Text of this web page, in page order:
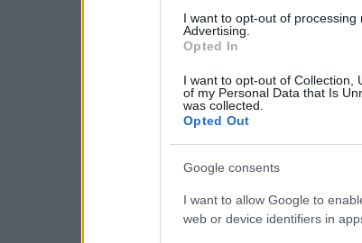
I want to opt-out of
Advertising.
Opted In
I want to opt-out of Collection,
of my Personal Data that Is
was collected.
Opted Out
Google consents
I want to allow Google to
web or device identifiers in